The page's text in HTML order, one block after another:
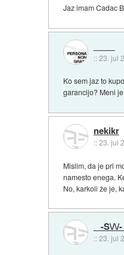
Jaz imam Cadac
::23. jul
Ko sem jaz to
garancijo? Meni
nekikr
::23. jul
Mislim, da je pri
namesto enega.
No, karkoli že je,
-S\/\/-
::23. jul